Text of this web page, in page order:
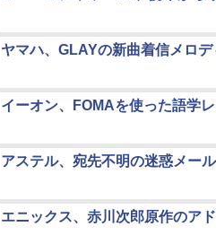
ヤマハ、GLAYの新曲着信メロ
イーオン、FOMAを使った語学
アステル、宛先不明の迷惑メー
エニックス、赤川次郎原作のア